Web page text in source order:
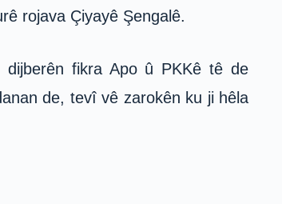
rojava Çiyayê Şengalê.
dijberên fikra Apo û PKKê tê de
de, tevî vê zarokên ku ji hêla